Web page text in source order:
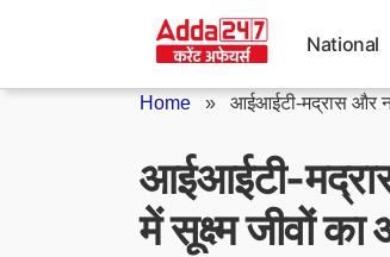
National
Home » आईआईटी-मद्रास और
आईआईटी-मद्रास
में सूक्ष्म जीवों